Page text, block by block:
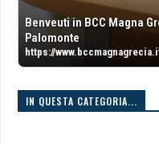
Benveuti in BCC Magna
Palomonte
https://
IN QUESTA CATEGORIA...